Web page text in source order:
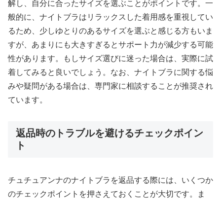
解し、自分に合ったサイズを選ぶことがポイントです。一
般的に、ナイトブラはリラックスした着用感を重視してい
るため、少しゆとりのあるサイズを選ぶと感じる方もいま
すが、あまりにも大きすぎるとサポート力が減少する可能
性があります。もしサイズ選びに迷った場合は、実際に試
着してみると良いでしょう。なお、ナイトブラに関する悩
みや疑問がある場合は、専門家に相談することが推奨され
ています。
返品時のトラブルを避けるチェックポイン
ト
チュチュアンナのナイトブラを返品する際には、いくつか
のチェックポイントを押さえておくことが大切です。ま